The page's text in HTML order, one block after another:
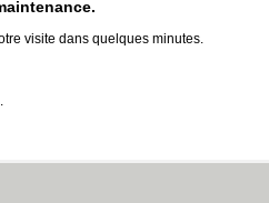
visite dans quelques minutes.